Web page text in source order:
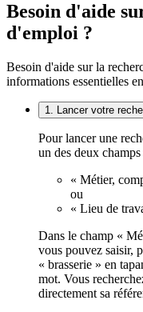
Besoin d'aide
d'emploi ?
Besoin d'aide sur la
informations essentielles
1. Lancer votre
Pour lancer une
un des deux champs
« Métier,
ou
« Lieu de
Dans le champ «
vous pouvez saisir,
« brasserie » en
mot. Vous
directement sa